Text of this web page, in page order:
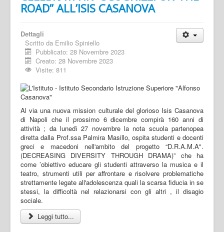
ROAD” ALL’ISIS CASANOVA
Dettagli
Scritto da Emilio Spiniello
Pubblicato: 28 Novembre 2023
Creato: 28 Novembre 2023
Visite: 811
Al via una nuova mission culturale del glorioso Isis Casanova
di Napoli che il prossimo 6 dicembre compirà 160 anni di
attività ; da lunedì 27 novembre la nota scuola partenopea
diretta dalla Prof.ssa Palmira Masillo, ospita studenti e docenti
greci e macedoni nell'ambito del progetto “D.R.A.M.A".
(DECREASING DIVERSITY THROUGH DRAMA)” che ha
come ’obiettivo educare gli studenti attraverso la musica e il
teatro, strumenti utili per affrontare e risolvere problematiche
strettamente legate all'adolescenza quali la scarsa fiducia in se
stessi, la difficoltà nel relazionarsi con gli altri , il disagio
sociale.
Leggi tutto...